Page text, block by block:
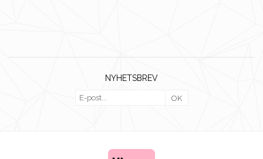
NYHETSBREV
OK